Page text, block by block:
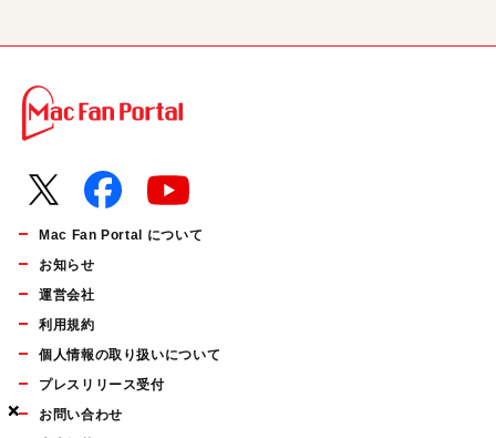
×
×
×
Mac Fan Portal について
お知らせ
運営会社
利用規約
個人情報の取り扱いについて
プレスリリース受付
お問い合わせ